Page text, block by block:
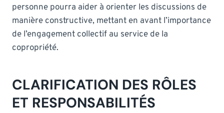
personne pourra aider à orienter les discussions de
manière constructive, mettant en avant l’importance
de l’engagement collectif au service de la
copropriété.
CLARIFICATION DES RÔLES
ET RESPONSABILITÉS